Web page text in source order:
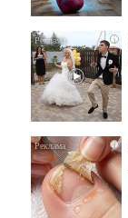
i
i